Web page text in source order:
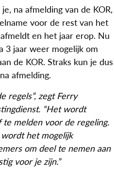
na afmelding van de KOR,
voor de rest van het
en het jaar erop. Nu
3 jaar weer mogelijk om
de KOR. Straks kun je dus
afmelding.
regels”, zegt Ferry
“Het wordt
te melden voor de regeling.
het mogelijk
om deel te nemen aan
voor je zijn.”